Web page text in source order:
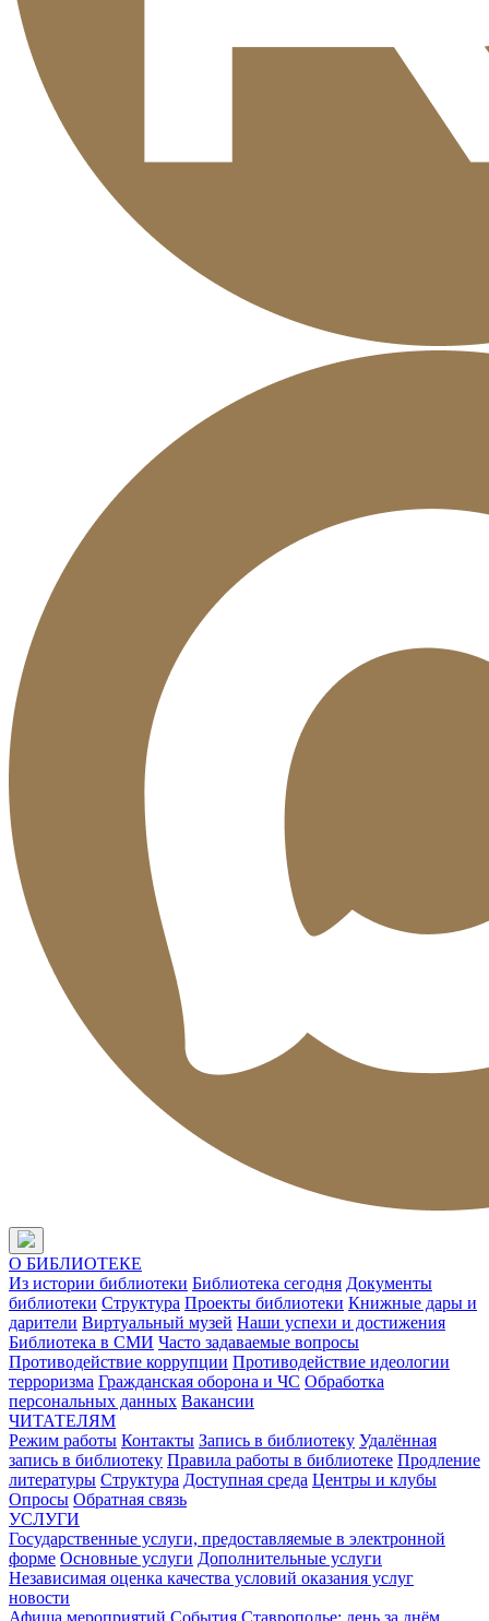
О БИБЛИОТЕКЕ
Из истории библиотеки Библиотека сегодня Документы
библиотеки Структура Проекты библиотеки Книжные дары и
дарители Виртуальный музей Наши успехи и достижения
Библиотека в СМИ Часто задаваемые вопросы
Противодействие коррупции Противодействие идеологии
терроризма Гражданская оборона и ЧС Обработка
персональных данных Вакансии
ЧИТАТЕЛЯМ
Режим работы Контакты Запись в библиотеку Удалённая
запись в библиотеку Правила работы в библиотеке Продление
литературы Структура Доступная среда Центры и клубы
Опросы Обратная связь
УСЛУГИ
Государственные услуги, предоставляемые в электронной
форме Основные услуги Дополнительные услуги
Независимая оценка качества условий оказания услуг
новости
Афиша мероприятий События Ставрополье: день за днём